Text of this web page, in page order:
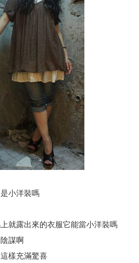
小洋裝嗎
就露出來的衣服它能當小洋裝嗎
謀啊
樣充滿驚喜